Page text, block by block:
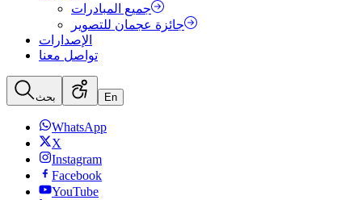
جميع المبادرات
جائزة عجمان للتصوير
الإصدارات
تواصل معنا
بحث En
WhatsApp
X
Instagram
Facebook
YouTube